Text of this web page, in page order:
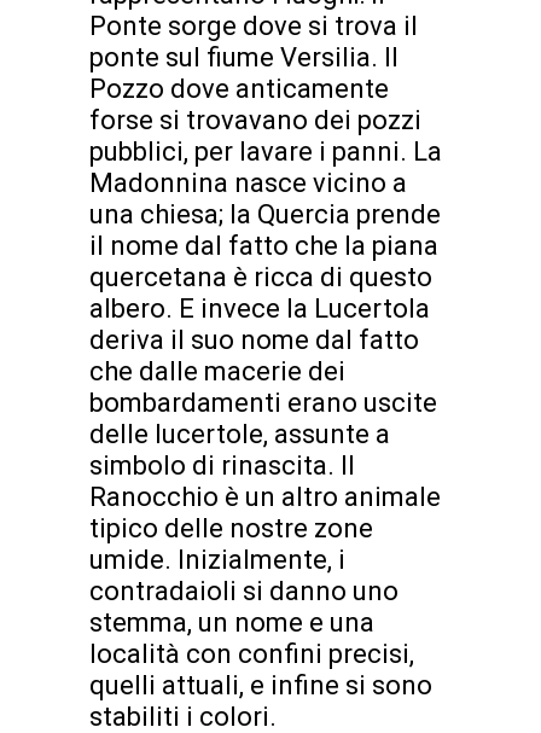
Ponte sorge dove si trova il
ponte sul fiume Versilia. Il
Pozzo dove anticamente
forse si trovavano dei pozzi
pubblici, per lavare i panni. La
Madonnina nasce vicino a
una chiesa; la Quercia prende
il nome dal fatto che la piana
quercetana è ricca di questo
albero. E invece la Lucertola
deriva il suo nome dal fatto
che dalle macerie dei
bombardamenti erano uscite
delle lucertole, assunte a
simbolo di rinascita. Il
Ranocchio è un altro animale
tipico delle nostre zone
umide. Inizialmente, i
contradaioli si danno uno
stemma, un nome e una
località con confini precisi,
quelli attuali, e infine si sono
stabiliti i colori.